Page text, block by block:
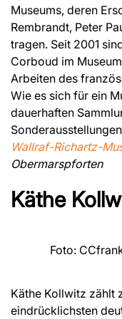
Museums, deren
Rembrandt, Peter
tragen. Seit 2001
Corboud im
Arbeiten des
Wie es sich für ein
dauerhaften
Wallraf-Richartz-
Obermarspforten
Käthe
Foto:
Käthe Kollwitz zählt
eindrücklichsten